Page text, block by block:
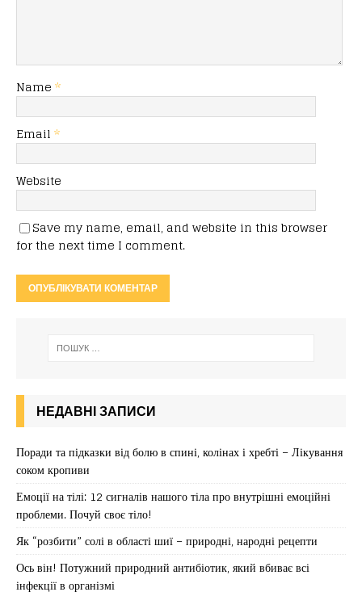
Name *
Email *
Website
Save my name, email, and website in this browser
for the next time I comment.
НЕДАВНІ ЗАПИСИ
Поради та підказки від болю в спині, колінах і хребті – Лікування
соком кропиви
Емоції на тілі: 12 сигналів нашого тіла про внутрішні емоційні
проблеми. Почуй своє тіло!
Як “розбити” солі в області шиї – природні, народні рецепти
Ось він! Потужний природний антибіотик, який вбиває всі
інфекції в організмі